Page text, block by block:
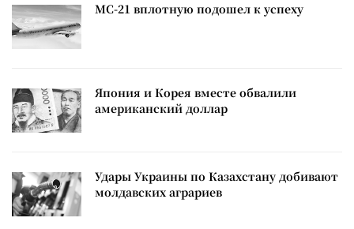
МС-21 вплотную подошел к успеху
Япония и Корея вместе обвалили
американский доллар
Удары Украины по Казахстану добивают
молдавских аграриев